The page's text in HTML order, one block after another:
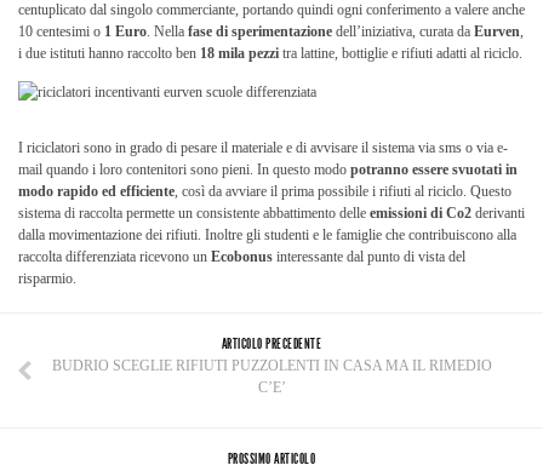
centuplicato dal singolo commerciante, portando quindi ogni conferimento a valere anche
10 centesimi o 1 Euro. Nella fase di sperimentazione dell’iniziativa, curata da Eurven,
i due istituti hanno raccolto ben 18 mila pezzi tra lattine, bottiglie e rifiuti adatti al riciclo.
I riciclatori sono in grado di pesare il materiale e di avvisare il sistema via sms o via e-
mail quando i loro contenitori sono pieni. In questo modo potranno essere svuotati in
modo rapido ed efficiente, così da avviare il prima possibile i rifiuti al riciclo. Questo
sistema di raccolta permette un consistente abbattimento delle emissioni di Co2 derivanti
dalla movimentazione dei rifiuti. Inoltre gli studenti e le famiglie che contribuiscono alla
raccolta differenziata ricevono un Ecobonus interessante dal punto di vista del
risparmio.
ARTICOLO PRECEDENTE
BUDRIO SCEGLIE RIFIUTI PUZZOLENTI IN CASA MA IL RIMEDIO
C’E’
PROSSIMO ARTICOLO